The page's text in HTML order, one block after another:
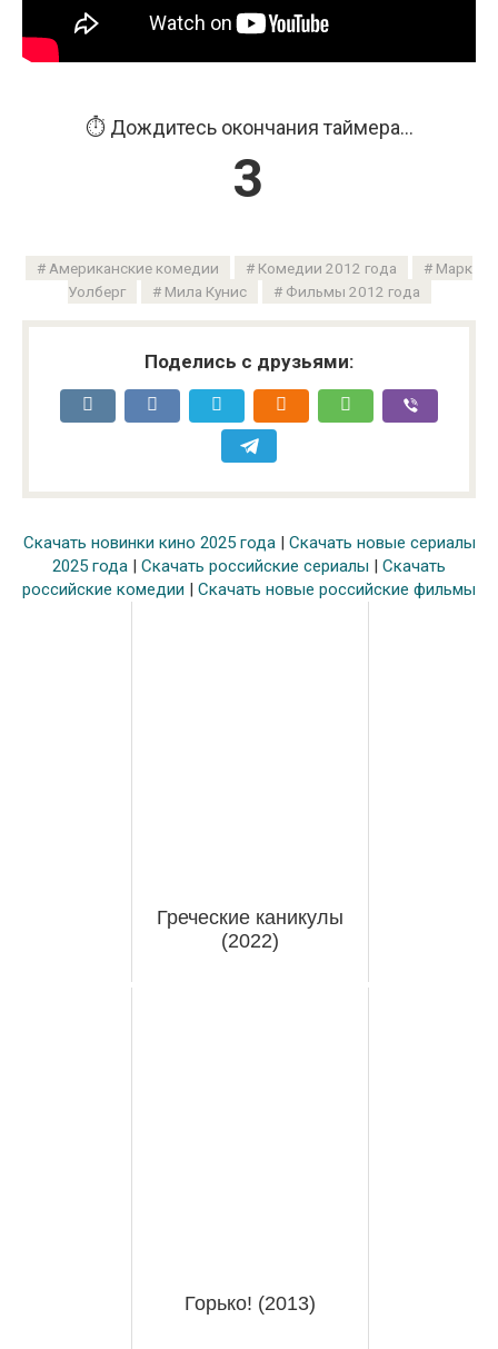
⏱️ Дождитесь окончания таймера...
2
Американские комедии Комедии 2012 года
Марк
Уолберг
Мила Кунис Фильмы 2012 года
Поделись с друзьями:
Скачать новинки кино 2025 года| Скачать новые сериалы
2025 года
Скачать российские сериалы
Скачать
российские комедии
Скачать новые российские фильмы
Греческие каникулы
(2022)
Горько! (2013)